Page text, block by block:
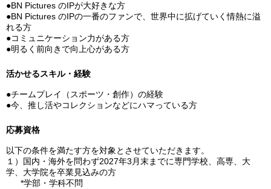
●BN Pictures のIPが大好きな方
●BN Pictures のIPの一番のファンで、世界中に拡げていく情熱に溢
れる方
●コミュニケーション力がある方
●明るく前向きで向上心がある方
活かせるスキル・経験
●チームプレイ（スポーツ・創作）の経験
●今、推し活やコレクションなどにハマっている方
応募資格
以下の条件を満たす方を対象とさせていただきます。
１）国内・海外を問わず2027年3月末までに専門学校、高専、大
学、大学院を卒業見込みの方
*学部・学科不問